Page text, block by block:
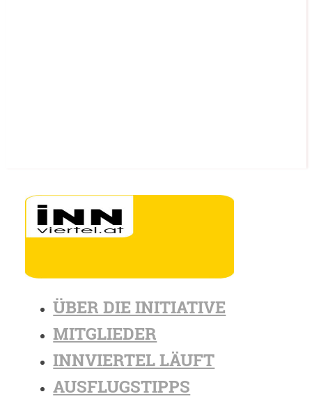
ÜBER DIE INITIATIVE
MITGLIEDER
INNVIERTEL LÄUFT
AUSFLUGSTIPPS